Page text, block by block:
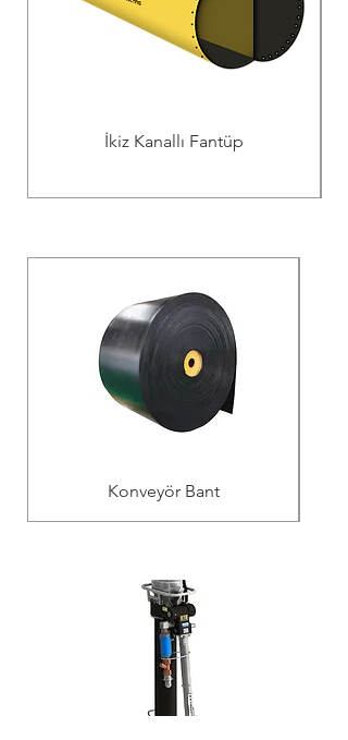
İkiz Kanallı Fantüp
Konveyör Bant